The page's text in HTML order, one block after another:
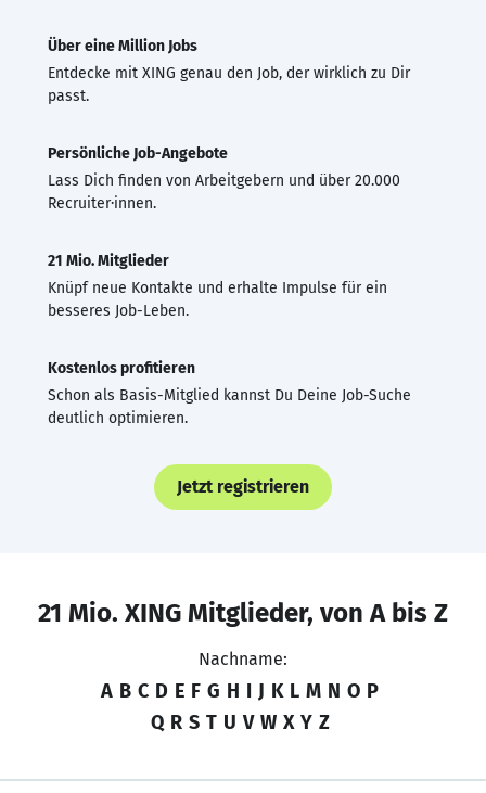
Über eine Million Jobs
Entdecke mit XING genau den Job, der wirklich zu Dir
passt.
Persönliche Job-Angebote
Lass Dich finden von Arbeitgebern und über 20.000
Recruiter·innen.
21 Mio. Mitglieder
Knüpf neue Kontakte und erhalte Impulse für ein
besseres Job-Leben.
Kostenlos profitieren
Schon als Basis-Mitglied kannst Du Deine Job-Suche
deutlich optimieren.
Jetzt registrieren
21 Mio. XING Mitglieder, von A bis Z
Nachname:
A B C D E F G H I J K L M N O P
Q R S T U V W X Y Z